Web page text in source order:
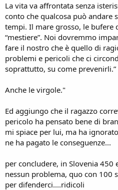
La vita va affrontata senza
conto che qualcosa può andare
tempi. Il mare grosso, le
“mestiere”. Noi dovremmo
fare il nostro che è quello di
problemi e pericoli che ci
soprattutto, su come prevenirli.”
Anche le virgole."
Ed aggiungo che il ragazzo
pericolo ha pensato bene di
mi spiace per lui, ma ha
ne ha pagato le conseguenze...
per concludere, in Slovenia 450
nessun problema, quo con 100
per difenderci....ridicoli